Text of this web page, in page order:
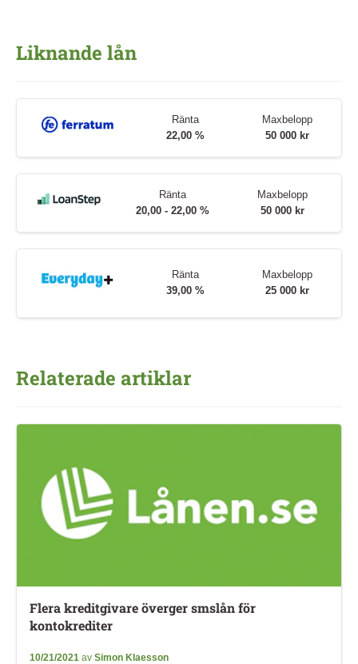
Liknande lån
Ränta
22,00 %
Maxbelopp
50 000 kr
Ränta
20,00 - 22,00 %
Maxbelopp
50 000 kr
Ränta
39,00 %
Maxbelopp
25 000 kr
Relaterade artiklar
Flera kreditgivare överger smslån för
kontokrediter
10/21/2021 av Simon Klaesson